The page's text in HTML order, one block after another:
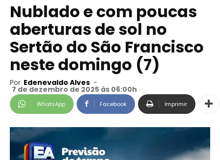
Nublado e com poucas
aberturas de sol no
Sertão do São Francisco
neste domingo (7)
Por Edenevaldo Alves -
7 de dezembro de 2025 às 06:00h
WhatsApp Facebook Imprimir